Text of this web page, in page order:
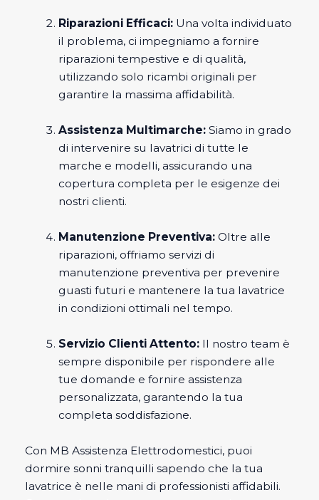
Riparazioni Efficaci:Una volta individuato
il problema, ci impegniamo a fornire
riparazioni tempestive e di qualità,
utilizzando solo ricambi originali per
garantire la massima affidabilità.
Assistenza Multimarche:Siamo in grado
di intervenire su lavatrici di tutte le
marche e modelli, assicurando una
copertura completa per le esigenze dei
nostri clienti.
Manutenzione Preventiva:Oltre alle
riparazioni, offriamo servizi di
manutenzione preventiva per prevenire
guasti futuri e mantenere la tua lavatrice
in condizioni ottimali nel tempo.
Servizio Clienti Attento:Il nostro team è
sempre disponibile per rispondere alle
tue domande e fornire assistenza
personalizzata, garantendo la tua
completa soddisfazione.
Con MB Assistenza Elettrodomestici, puoi
dormire sonni tranquilli sapendo che la tua
lavatrice è nelle mani di professionisti affidabili.